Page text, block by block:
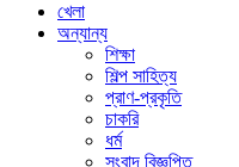
খেলা
অন্যান্য
শিক্ষা
শিল্প সাহিত্য
প্রাণ-প্রকৃতি
চাকরি
ধর্ম
সংবাদ বিজ্ঞপ্তি